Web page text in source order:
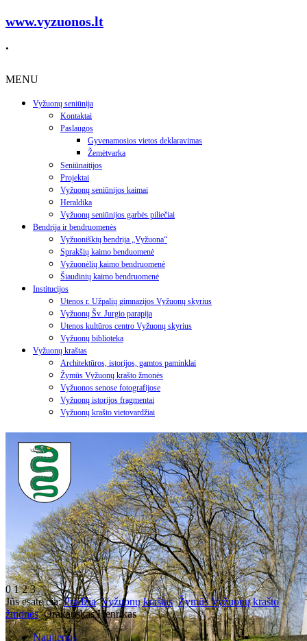
www.vyzuonos.lt
.
MENU
Vyžuonų seniūnija
Kontaktai
Paslaugos
Gyvenamosios vietos deklaravimas
Žemėtvarka
Seniūnaitijos
Projektai
Vyžuonų seniūnijos kaimai
Heraldika
Vyžuonų seniūnijos garbės piliečiai
Bendrija ir bendruomenės
Vyžuoniškių bendrija „Vyžuona“
Sprakšių kaimo benduomenė
Vyžuonėlių kaimo bendruomenė
Šiaudinių kaimo bendruomenė
Institucijos
Utenos r. Užpalių gimnazijos Vyžuonų skyrius
Vyžuonų Šv. Jurgio parapija
Utenos kultūros centro Vyžuonų skyrius
Vyžuonų biblioteka
Vyžuonų kraštas
Architektūros, istorijos, gamtos paminklai
Žymūs Vyžuonų krašto žmonės
Vyžuonos senose fotografijose
Vyžuonų istorijos fragmentai
Vyžuonų krašto vietovardžiai
0123
Jūs esate čia:Pradžia Vyžuonų kraštas Žymūs Vyžuonų krašto
žmonės Orakauskas Henrikas
Naujienos